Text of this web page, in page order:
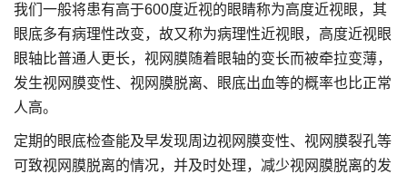
我们一般将患有高于600度近视的眼睛称为高度近视眼，其
眼底多有病理性改变，故又称为病理性近视眼，高度近视眼
眼轴比普通人更长，视网膜随着眼轴的变长而被牵拉变薄，
发生视网膜变性、视网膜脱离、眼底出血等的概率也比正常
人高。
定期的眼底检查能及早发现周边视网膜变性、视网膜裂孔等
可致视网膜脱离的情况，并及时处理，减少视网膜脱离的发